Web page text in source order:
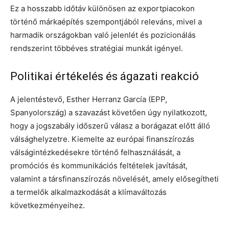
Ez a hosszabb időtáv különösen az exportpiacokon
történő márkaépítés szempontjából releváns, mivel a
harmadik országokban való jelenlét és pozicionálás
rendszerint többéves stratégiai munkát igényel.
Politikai értékelés és ágazati reakció
A jelentéstevő, Esther Herranz García (EPP,
Spanyolország) a szavazást követően úgy nyilatkozott,
hogy a jogszabály időszerű válasz a borágazat előtt álló
válsághelyzetre. Kiemelte az európai finanszírozás
válságintézkedésekre történő felhasználását, a
promóciós és kommunikációs feltételek javítását,
valamint a társfinanszírozás növelését, amely elősegítheti
a termelők alkalmazkodását a klímaváltozás
következményeihez.